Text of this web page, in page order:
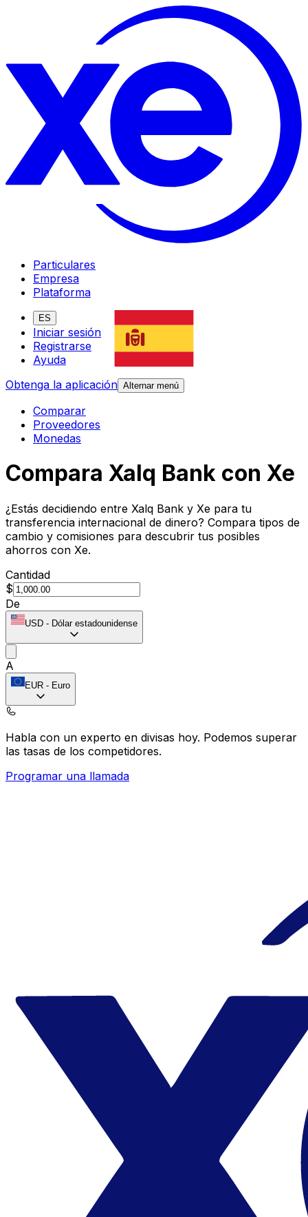
Particulares
Empresa
Plataforma
ES
Iniciar sesión
Registrarse
Ayuda
Obtenga la aplicación Alternar menú
Comparar
Proveedores
Monedas
Compara Xalq Bank con Xe
¿Estás decidiendo entre Xalq Bank y Xe para tu
transferencia internacional de dinero? Compara tipos de
cambio y comisiones para descubrir tus posibles
ahorros con Xe.
Cantidad
$
De
USD - Dólar estadounidense
A
EUR - Euro
Habla con un experto en divisas hoy. Podemos superar
las tasas de los competidores.
Programar una llamada